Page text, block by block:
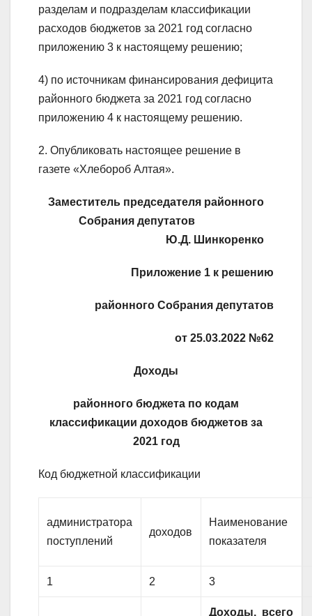
разделам и подразделам классификации
расходов бюджетов за 2021 год согласно
приложению 3 к настоящему решению;
4) по источникам финансирования дефицита
районного бюджета за 2021 год согласно
приложению 4 к настоящему решению.
2. Опубликовать настоящее решение в
газете «Хлебороб Алтая».
Заместитель председателя районного
Собрания депутатов
Ю.Д. Шинкоренко
Приложение 1 к решению
районного Собрания депутатов
от 25.03.2022 №62
Доходы
районного бюджета по кодам
классификации доходов бюджетов за
2021 год
Код бюджетной классификации
администратора
поступлений
доходов
Наименование
показателя
1 2 3
Доходы, всего